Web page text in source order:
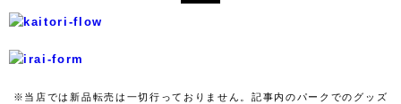
※当店では新品転売は一切行っておりません。記事内のパークでのグッズ